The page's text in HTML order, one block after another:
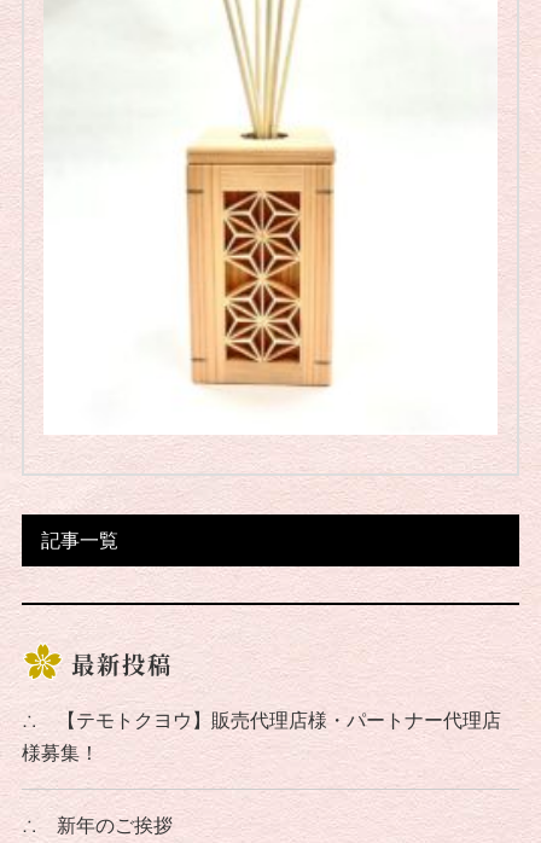
記事一覧
最新投稿
∴ 【テモトクヨウ】販売代理店様・パートナー代理店
様募集！
∴ 新年のご挨拶